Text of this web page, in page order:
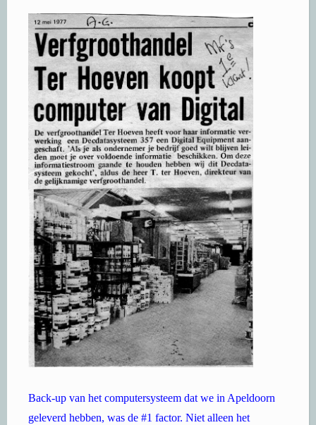
Back-up van het computersysteem dat we in Apeldoorn
geleverd hebben, was de #1 factor. Niet alleen het